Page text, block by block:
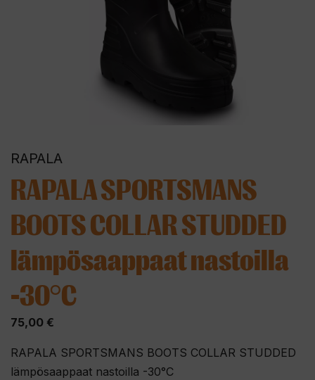
RAPALA
RAPALA SPORTSMANS
BOOTS COLLAR STUDDED
lämpösaappaat nastoilla
-30°C
75,00 €
RAPALA SPORTSMANS BOOTS COLLAR STUDDED
lämpösaappaat nastoilla -30°C